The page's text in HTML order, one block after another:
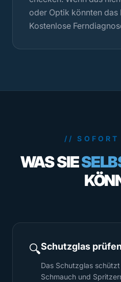
oder Optik könnten das
Kostenlose
// SOFORT
WAS SIE
🔍Schutzglas prüfen
Das Schutzglas
Schmauch und